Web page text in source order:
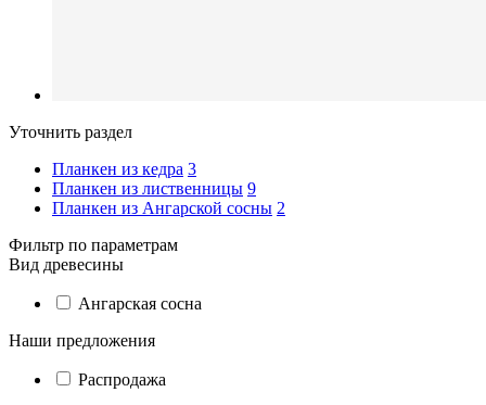
Уточнить раздел
Планкен из кедра 3
Планкен из лиственницы 9
Планкен из Ангарской сосны 2
Фильтр по параметрам
Вид древесины
Ангарская сосна
Наши предложения
Распродажа